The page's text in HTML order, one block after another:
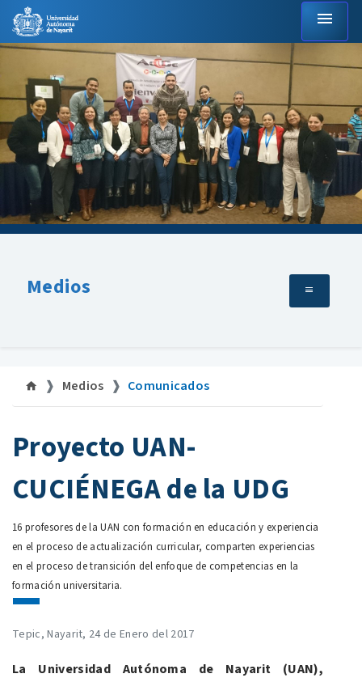
menu
Medios
Medios Comunicados
Proyecto UAN-
CUCIÉNEGA de la UDG
16 profesores de la UAN con formación en educación y experiencia
en el proceso de actualización curricular, comparten experiencias
en el proceso de transición del enfoque de competencias en la
formación universitaria.
Tepic, Nayarit, 24 de Enero del 2017
La Universidad Autónoma de Nayarit (UAN),